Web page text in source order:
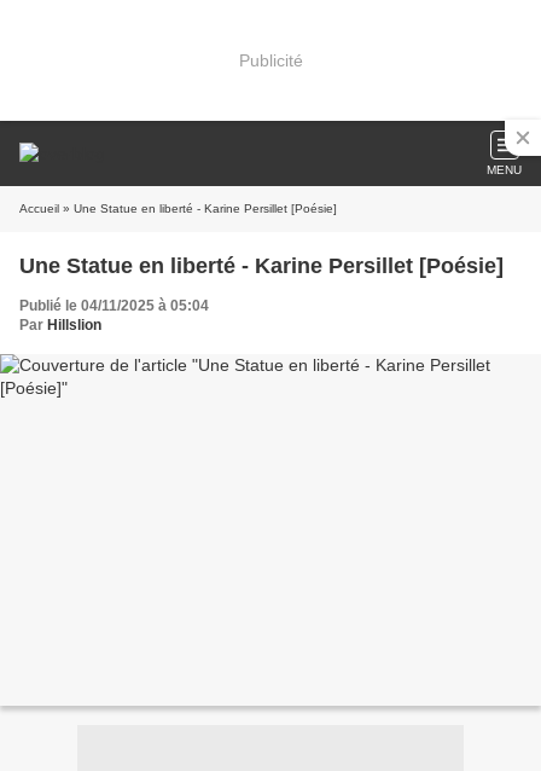
Publicité
MENU
Accueil » Une Statue en liberté - Karine Persillet [Poésie]
Une Statue en liberté - Karine Persillet [Poésie]
Publié le 04/11/2025 à 05:04
Par Hillslion